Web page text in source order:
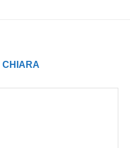
CHIARA